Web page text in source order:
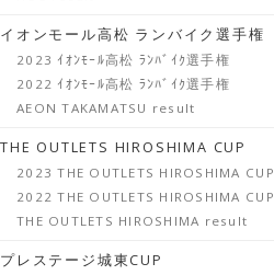
イオンモール高松 ランバイク選手権
2023 ｲｵﾝﾓｰﾙ高松 ﾗﾝﾊﾞｲｸ選手権
2022 ｲｵﾝﾓｰﾙ高松 ﾗﾝﾊﾞｲｸ選手権
AEON TAKAMATSU result
THE OUTLETS HIROSHIMA CUP
2023 THE OUTLETS HIROSHIMA CUP
2022 THE OUTLETS HIROSHIMA CUP
THE OUTLETS HIROSHIMA result
プレステージ城東CUP